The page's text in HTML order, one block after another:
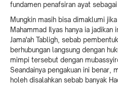
fundamen penafsiran ayat
Mungkin masih bisa dimaklumi
Mahammad Ilyas hanya ia
Jama'ah Tabligh, sebab
berhubungan langsung dengan
mimpi tersebut dengan
Seandainya pengakuan ini benar,
holeh disalahkan sebab banyak